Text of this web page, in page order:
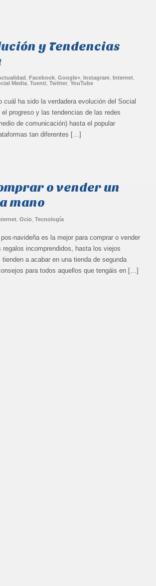
y Tendencias
Facebook Google+ Instagram Internet
Media Tuenti Twitter YouTube
ha sido la verdadera evolución del Social
progreso y las tendencias de las redes
de comunicación) hasta el popular
tan diferentes […]
o vender un
mano
Ocio Tecnología
navideña es la mejor para comprar o vender
incomprendidos, hasta los viejos
a acabar en una tienda de segunda
para todos aquellos que tengáis en […]